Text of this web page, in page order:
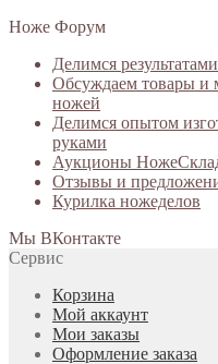
Ноже Форум
Делимся
Обсуждаем товары и
ножей
Делимся опытом
руками
Аукционы
Отзывы и
Курилка ножеделов
Мы ВКонтакте
Сервис
Корзина
Мой аккаунт
Мои заказы
Оформление заказа